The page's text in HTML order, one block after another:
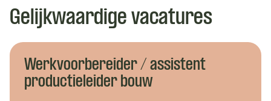
Gelijkwaardige vacatures
Werkvoorbereider / assistent
productieleider bouw